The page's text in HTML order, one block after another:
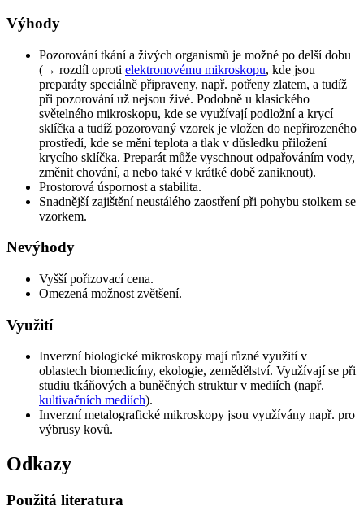
Výhody
Pozorování tkání a živých organismů je možné po delší dobu
(→ rozdíl oproti elektronovému mikroskopu, kde jsou
preparáty speciálně připraveny, např. potřeny zlatem, a tudíž
při pozorování už nejsou živé. Podobně u klasického
světelného mikroskopu, kde se využívají podložní a krycí
sklíčka a tudíž pozorovaný vzorek je vložen do nepřirozeného
prostředí, kde se mění teplota a tlak v důsledku přiložení
krycího sklíčka. Preparát může vyschnout odpařováním vody,
změnit chování, a nebo také v krátké době zaniknout).
Prostorová úspornost a stabilita.
Snadnější zajištění neustálého zaostření při pohybu stolkem se
vzorkem.
Nevýhody
Vyšší pořizovací cena.
Omezená možnost zvětšení.
Využití
Inverzní biologické mikroskopy mají různé využití v
oblastech biomedicíny, ekologie, zemědělství. Využívají se při
studiu tkáňových a buněčných struktur v mediích (např.
kultivačních mediích).
Inverzní metalografické mikroskopy jsou využívány např. pro
výbrusy kovů.
Odkazy
Použitá literatura